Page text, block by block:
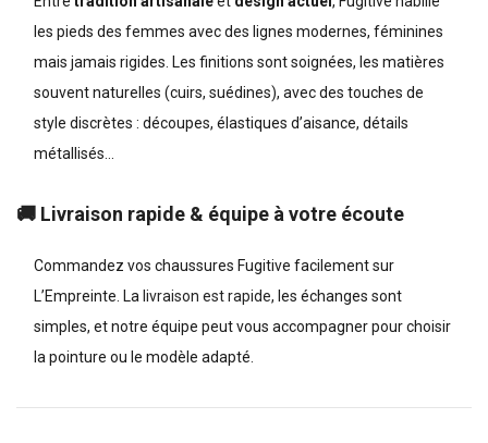
les pieds des femmes avec des lignes modernes, féminines
mais jamais rigides. Les finitions sont soignées, les matières
souvent naturelles (cuirs, suédines), avec des touches de
style discrètes : découpes, élastiques d’aisance, détails
métallisés...
🚚 Livraison rapide & équipe à votre écoute
Commandez vos chaussures Fugitive facilement sur
L’Empreinte. La livraison est rapide, les échanges sont
simples, et notre équipe peut vous accompagner pour choisir
la pointure ou le modèle adapté.